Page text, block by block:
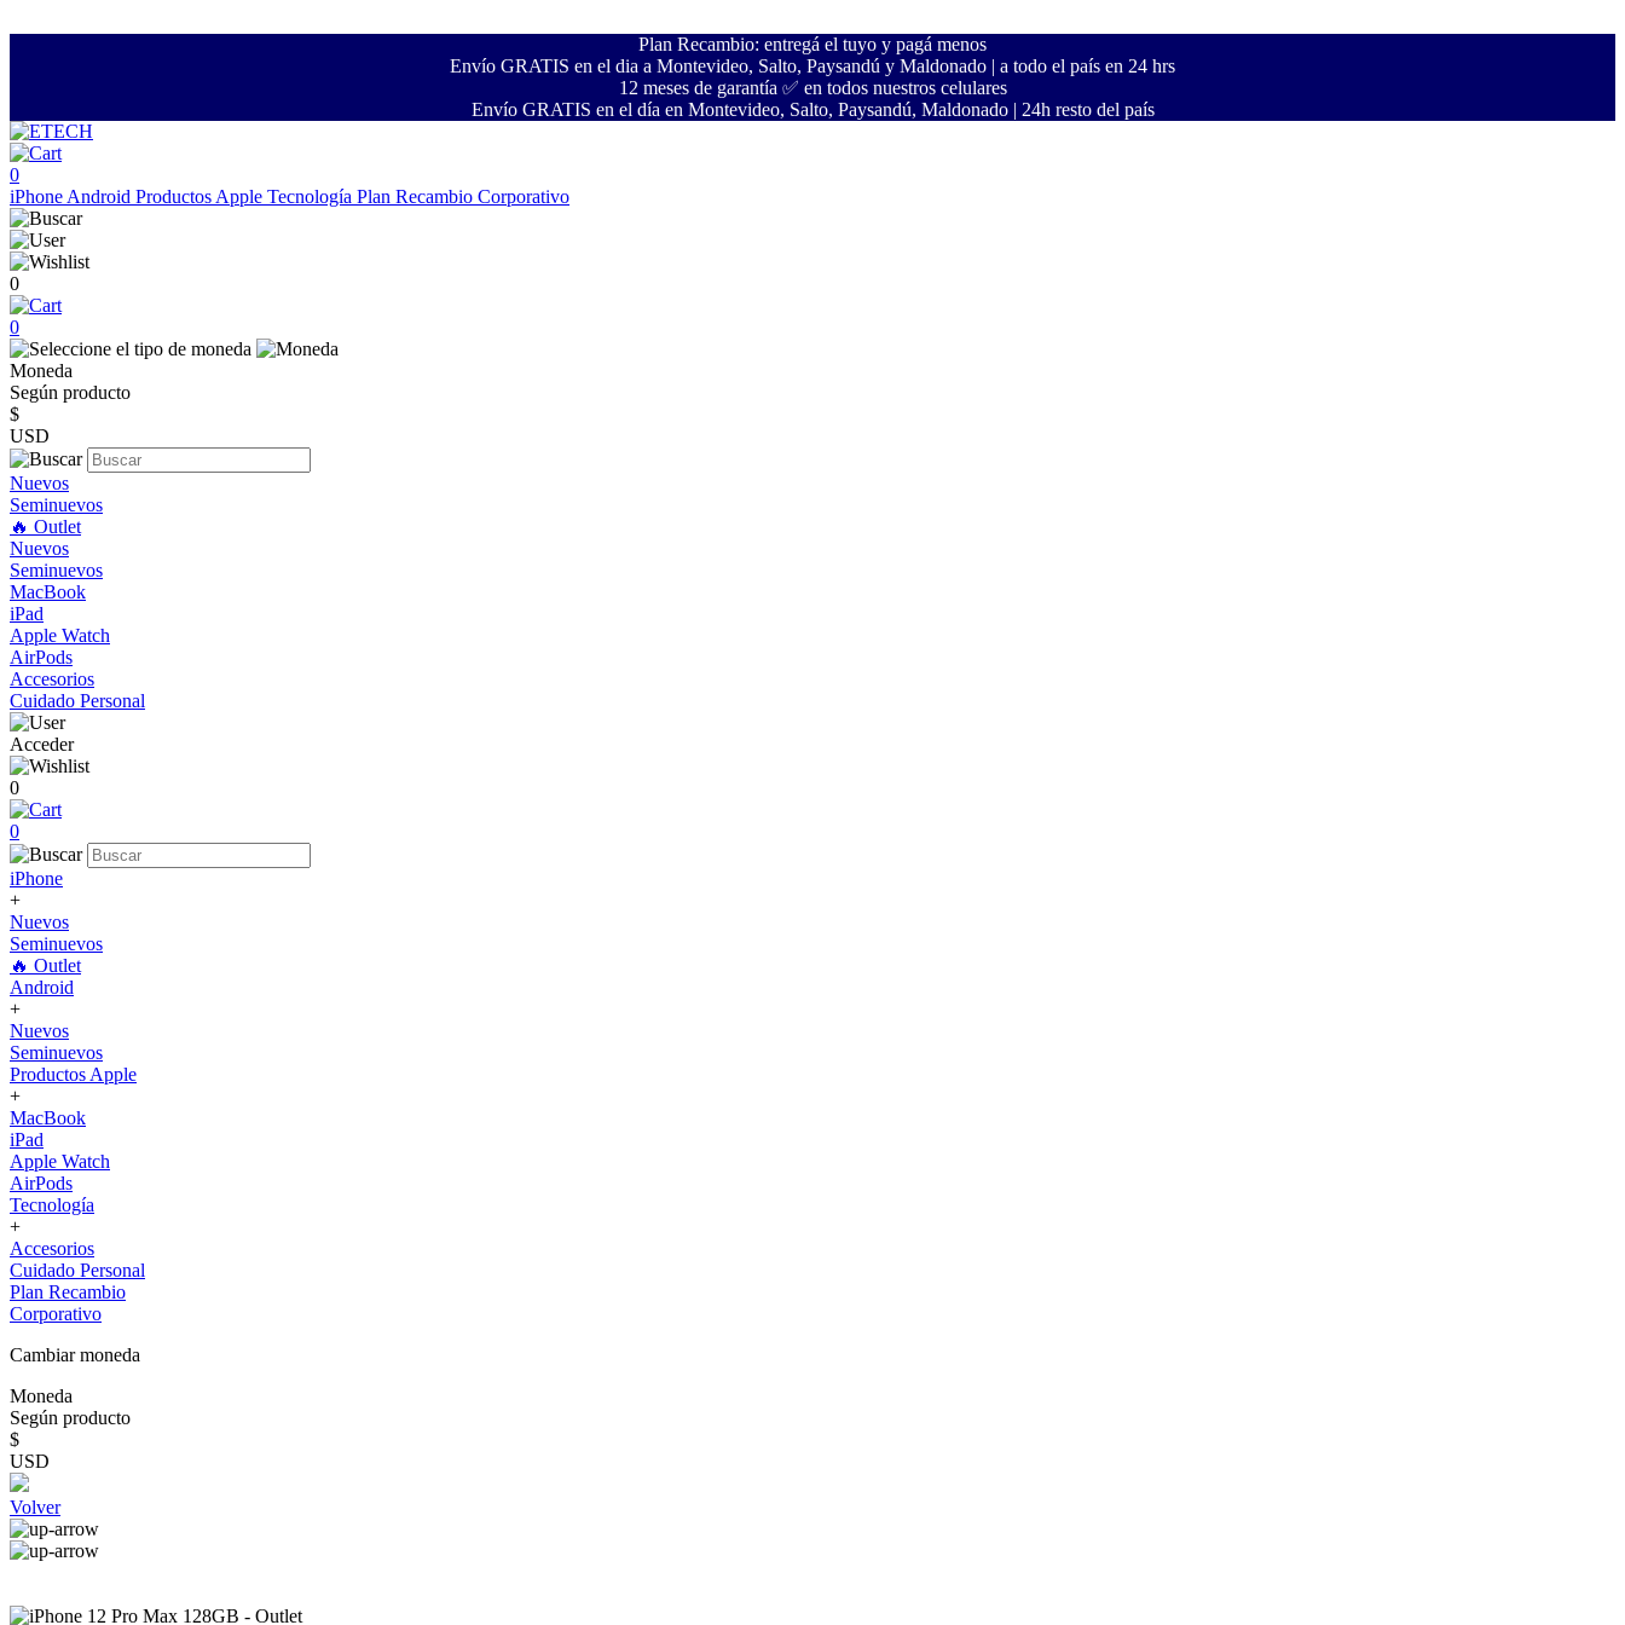
Plan Recambio: entregá el tuyo y pagá menos
Envío GRATIS en el dia a Montevideo, Salto, Paysandú y Maldonado | a todo el país en 24 hrs
12 meses de garantía ✅ en todos nuestros celulares
Envío GRATIS en el día en Montevideo, Salto, Paysandú, Maldonado | 24h resto del país
0
iPhone Android Productos Apple Tecnología Plan Recambio Corporativo
0
0
Moneda
Según producto
$
USD
Nuevos
Seminuevos
🔥 Outlet
Nuevos
Seminuevos
MacBook
iPad
Apple Watch
AirPods
Accesorios
Cuidado Personal
Acceder
0
0
iPhone
+
Nuevos
Seminuevos
🔥 Outlet
Android
+
Nuevos
Seminuevos
Productos Apple
+
MacBook
iPad
Apple Watch
AirPods
Tecnología
+
Accesorios
Cuidado Personal
Plan Recambio
Corporativo
Cambiar moneda
Moneda
Según producto
$
USD
Volver